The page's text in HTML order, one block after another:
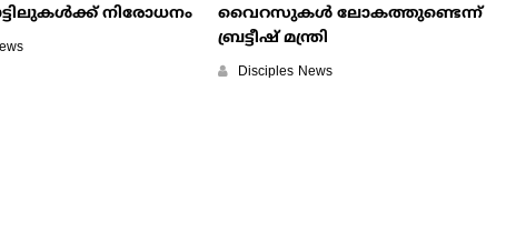
നിരോധനം
വൈറസുകള്‍ ലോകത്തുണ്ടെന്ന്
ബ്രട്ടീഷ് മന്ത്രി
Disciples News